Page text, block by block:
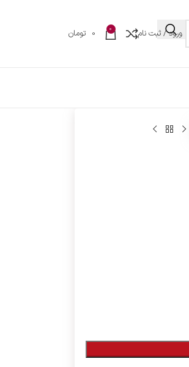
ورود / ثبت نام 0
0 تومان